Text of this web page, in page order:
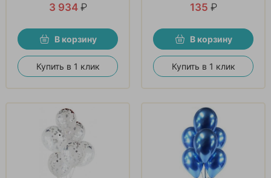
3 934 ₽
В корзину
Купить в 1 клик
135 ₽
В корзину
Купить в 1 клик